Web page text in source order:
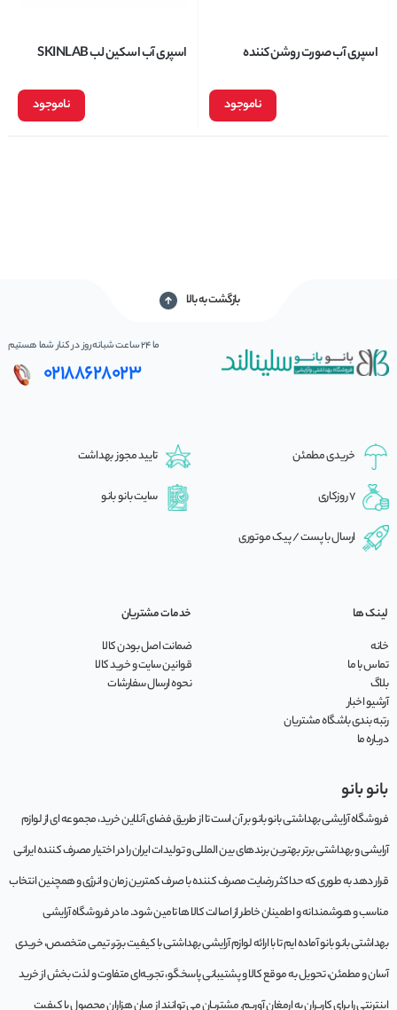
اسپری آب صورت روشن کننده
ناموجود
اسپری آب اسکین لب SKINLAB
ناموجود
بازگشت به بالا
ما 24 ساعت شبانه‌روز در کنار شما هستیم
02188628023
خریدی مطمئن تایید مجوز بهداشت
7 روزکاری سایت بانو بانو
ارسال با پست / پیک موتوری
لینک ها
خانه
تماس با ما
بلاگ
آرشیو اخبار
رتبه بندی باشگاه مشتریان
درباره ما
خدمات مشتریان
ضمانت اصل بودن کالا
قوانین سایت و خرید کالا
نحوه ارسال سفارشات
بانو بانو
فروشگاه آرایشی بهداشتی بانو بانو بر آن است تا از طریق فضای آنلاین خرید، مجموعه‌ ای از لوازم
آرایشی و بهداشتی برتر بهترین برندهای بین المللی و تولیدات ایران را در اختیار مصرف کننده ایرانی
قرار دهد به طوری که حداکثر رضایت مصرف کننده با صرف کمترین زمان و انرژی و همچنین انتخاب
مناسب و هوشمندانه و اطمینان خاطر از اصالت کالا ها تامین شود. ما در فروشگاه آرایشی
بهداشتی بانو بانو آماده ایم تا با ارائه لوازم آرایشی بهداشتی با کیفیت برتر، تیمی متخصص، خریدی
آسان و مطمئن، تحویل به موقع کالا و پشتیبانی پاسخگو، تجربه‌ای متفاوت و لذت بخش از خرید
اینترنتی را برای کاربران به ارمغان آوریم. مشتريان می توانند از ميان هزاران محصول با کيفيت